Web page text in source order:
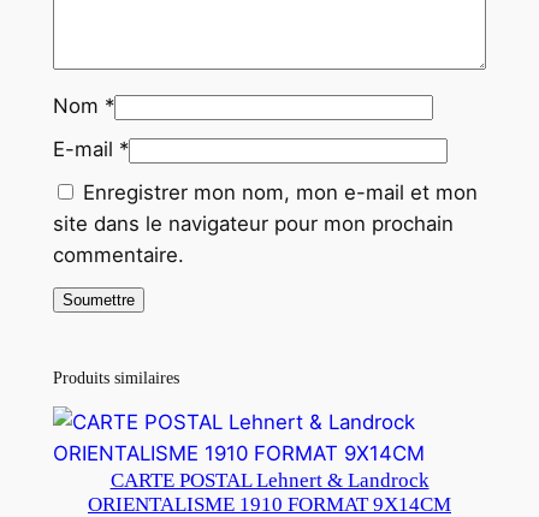
Nom *
E-mail *
Enregistrer mon nom, mon e-mail et mon
site dans le navigateur pour mon prochain
commentaire.
Produits similaires
CARTE POSTAL Lehnert & Landrock
ORIENTALISME 1910 FORMAT 9X14CM